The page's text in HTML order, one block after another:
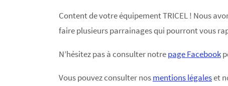
Content de votre équipement TRICEL ! Nous
faire plusieurs parrainages qui pourront vous
N’hésitez pas à consulter notrepage Facebook
Vous pouvez consulter nosmentions légaleset